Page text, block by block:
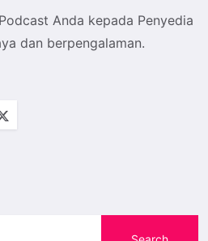
Anda kepada Penyedia
dan berpengalaman.